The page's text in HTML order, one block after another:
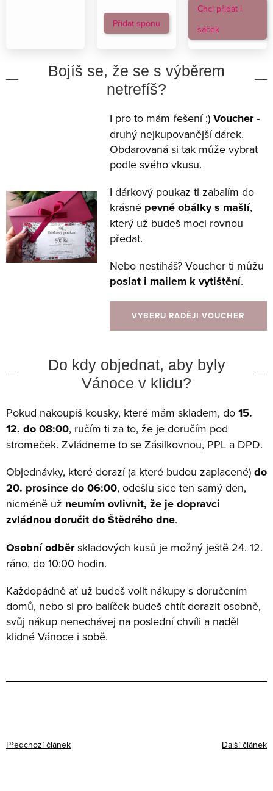
Přidat sponu
Chci přidat i
sáček
Bojíš se, že se s výběrem
netrefíš?
I pro to mám řešení ;) Voucher-
druhý nejkupovanější dárek.
Obdarovaná si tak může vybrat
podle svého vkusu.
I dárkový poukaz ti zabalím do
krásné pevné obálky s mašlí,
který už budeš moci rovnou
předat.
Nebo nestíháš? Voucher ti můžu
poslat i mailem k vytištění.
VYBERU RADĚJI VOUCHER
Do kdy objednat, aby byly
Vánoce v klidu?
Pokud nakoupíš kousky, které mám skladem, do 15.
12. do 08:00, ručím ti za to, že je doručím pod
stromeček. Zvládneme to se Zásilkovnou, PPL a DPD.
Objednávky, které dorazí (a které budou zaplacené) do
20. prosince do 06:00, odešlu sice ten samý den,
nicméně už neumím ovlivnit, že je dopravci
zvládnou doručit do Štědrého dne.
Osobní odběrskladových kusů je možný ještě 24. 12.
ráno, do 10:00 hodin.
Každopádně ať už budeš volit nákupy s doručením
domů, nebo si pro balíček budeš chtít dorazit osobně,
svůj nákup nenechávej na poslední chvíli a naděl
klidné Vánoce i sobě.
Předchozí článek Další článek